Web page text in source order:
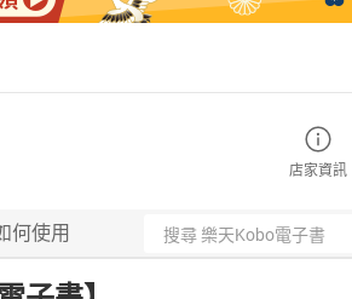
店家資訊
何使用